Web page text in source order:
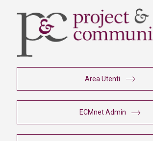
Area Utenti
ECMnet Admin